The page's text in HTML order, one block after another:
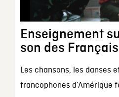
Enseignement
son des
Les chansons, les danses
francophones d’Amérique